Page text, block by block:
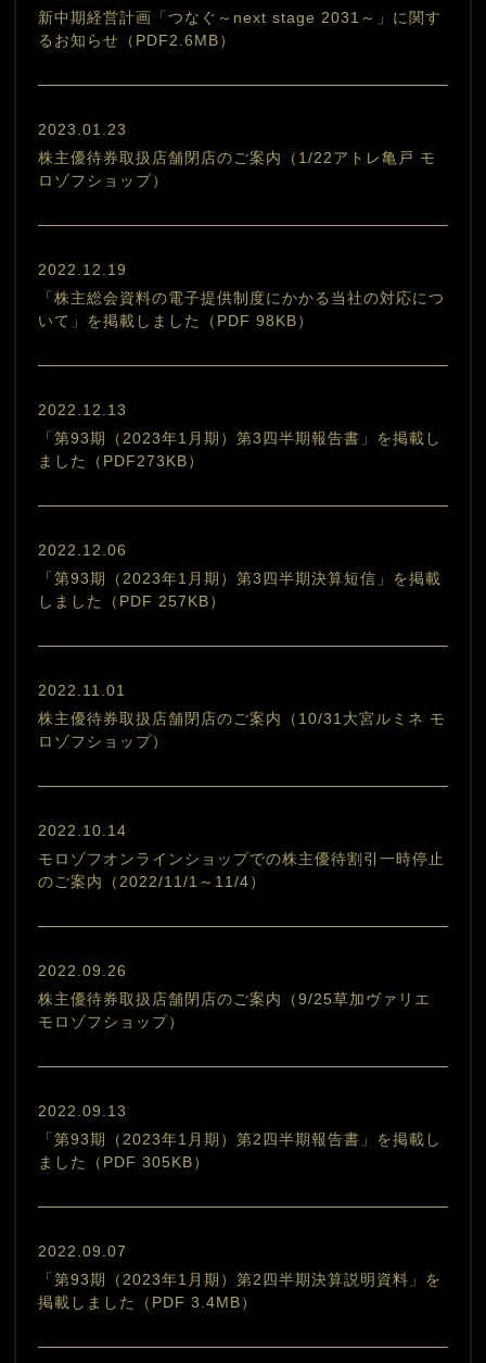
新中期経営計画「つなぐ～next stage 2031～」に関す
るお知らせ（PDF2.6MB）
2023.01.23
株主優待券取扱店舗閉店のご案内（1/22アトレ亀戸 モ
ロゾフショップ）
2022.12.19
「株主総会資料の電子提供制度にかかる当社の対応につ
いて」を掲載しました（PDF 98KB）
2022.12.13
「第93期（2023年1月期）第3四半期報告書」を掲載し
ました（PDF273KB）
2022.12.06
「第93期（2023年1月期）第3四半期決算短信」を掲載
しました（PDF 257KB）
2022.11.01
株主優待券取扱店舗閉店のご案内（10/31大宮ルミネ モ
ロゾフショップ）
2022.10.14
モロゾフオンラインショップでの株主優待割引一時停止
のご案内（2022/11/1～11/4）
2022.09.26
株主優待券取扱店舗閉店のご案内（9/25草加ヴァリエ
モロゾフショップ）
2022.09.13
「第93期（2023年1月期）第2四半期報告書」を掲載し
ました（PDF 305KB）
2022.09.07
「第93期（2023年1月期）第2四半期決算説明資料」を
掲載しました（PDF 3.4MB）